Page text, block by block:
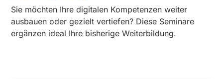
Sie möchten Ihre digitalen Kompetenzen weiter
ausbauen oder gezielt vertiefen? Diese Seminare
ergänzen ideal Ihre bisherige Weiterbildung.